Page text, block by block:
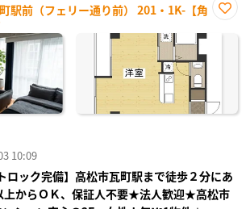
駅前（フェリー通り前） 201・1K-【角
に入
10:09
ロック完備】高松市瓦町駅まで徒歩２分にあ
からＯＫ、保証人不要★法人歓迎★高松市